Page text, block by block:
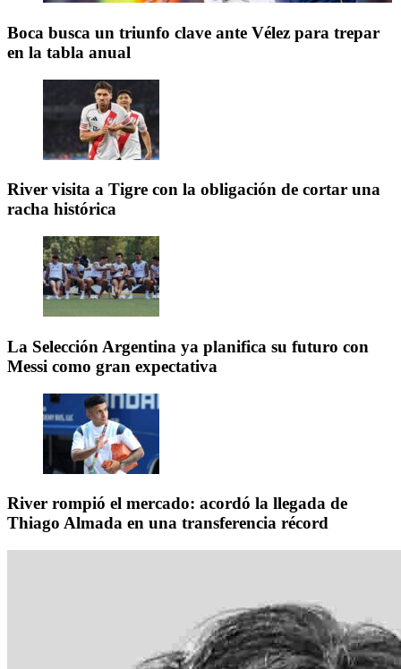
Boca busca un triunfo clave ante Vélez para trepar
en la tabla anual
River visita a Tigre con la obligación de cortar una
racha histórica
La Selección Argentina ya planifica su futuro con
Messi como gran expectativa
River rompió el mercado: acordó la llegada de
Thiago Almada en una transferencia récord